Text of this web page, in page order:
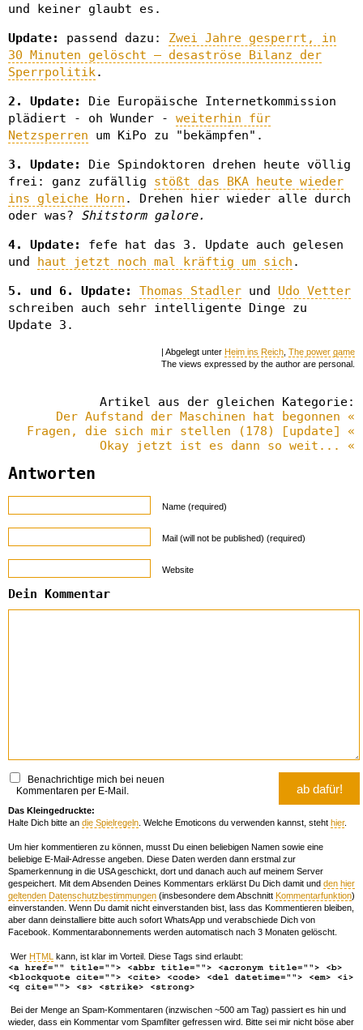
und keiner glaubt es.
Update: passend dazu: Zwei Jahre gesperrt, in
30 Minuten gelöscht – desaströse Bilanz der
Sperrpolitik.
2. Update:
Die Europäische Internetkommission
plädiert - oh Wunder - weiterhin für
Netzsperren um KiPo zu "bekämpfen".
3. Update:
Die Spindoktoren drehen heute völlig
frei: ganz zufällig stößt das BKA heute wieder
ins gleiche Horn . Drehen hier wieder alle durch
oder was? Shitstorm galore.
4. Update:
fefe hat das 3. Update auch gelesen
und haut jetzt noch mal kräftig um sich .
5. und 6. Update:
Thomas Stadler und Udo Vetter
schreiben auch sehr intelligente Dinge zu
Update 3.
| Abgelegt unter Heim ins Reich The power game
The views expressed by the author are personal.
Artikel aus der gleichen Kategorie:
Der Aufstand der Maschinen hat begonnen «
Fragen, die sich mir stellen (178) [update] «
Okay jetzt ist es dann so weit... «
Antworten
Name (required)
Mail (will not be published) (required)
Website
Dein Kommentar
Benachrichtige mich bei neuen
Kommentaren per E-Mail.
Das Kleingedruckte:
Halte Dich bitte an die Spielregeln . Welche Emoticons du verwenden kannst, steht hier.
Um hier kommentieren zu können, musst Du einen beliebigen Namen sowie eine
beliebige E-Mail-Adresse angeben. Diese Daten werden dann erstmal zur
Spamerkennung in die USA geschickt, dort und danach auch auf meinem Server
gespeichert. Mit dem Absenden Deines Kommentars erklärst Du Dich damit und den hier
geltenden Datenschutzbestimmungen (insbesondere dem Abschnitt Kommentarfunktion)
einverstanden. Wenn Du damit nicht einverstanden bist, lass das Kommentieren bleiben,
aber dann deinstalliere bitte auch sofort WhatsApp und verabschiede Dich von
Facebook. Kommentarabonnements werden automatisch nach 3 Monaten gelöscht.
Wer HTML kann, ist klar im Vorteil. Diese Tags sind erlaubt:
<a href="" title=""> <abbr title=""> <acronym title=""> <b>
<blockquote cite=""> <cite> <code> <del datetime=""> <em> <i>
<q cite=""> <s> <strike> <strong>
Bei der Menge an Spam-Kommentaren (inzwischen ~500 am Tag) passiert es hin und
wieder, dass ein Kommentar vom Spamfilter gefressen wird. Bitte sei mir nicht böse aber